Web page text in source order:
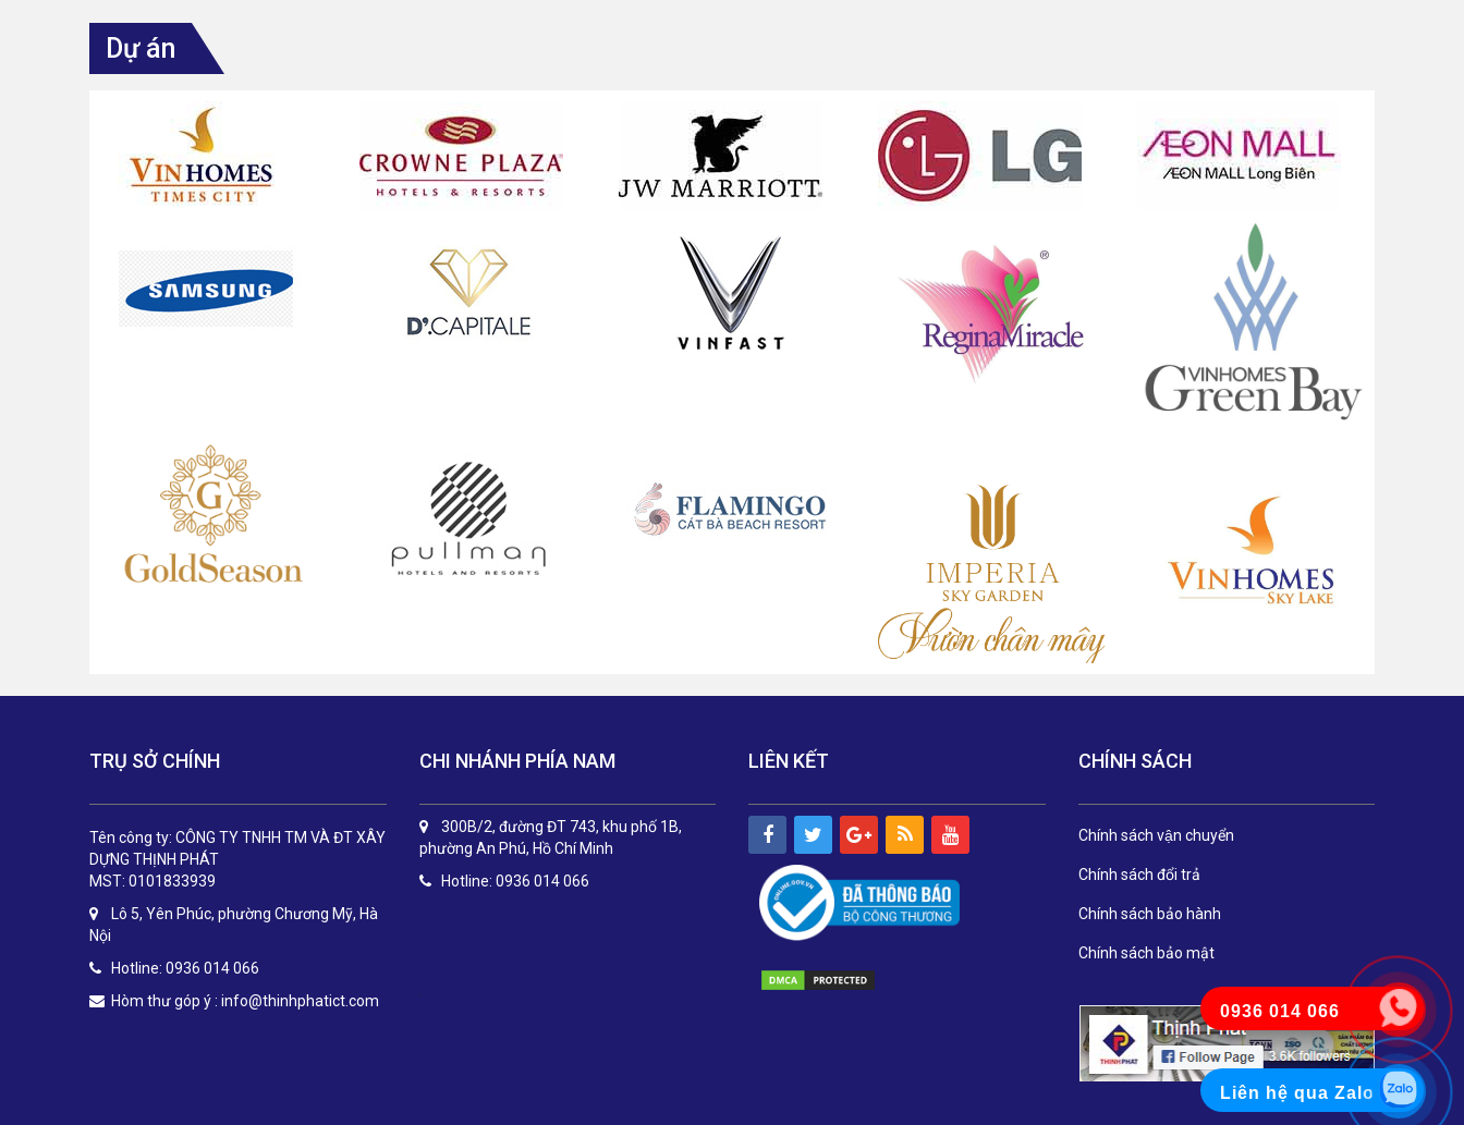
Dự án
TRỤ SỞ CHÍNH
Tên công ty: CÔNG TY TNHH TM VÀ ĐT XÂY
DỰNG THỊNH PHÁT
MST: 0101833939
Lô 5, Yên Phúc, phường Chương Mỹ, Hà
Nội
Hotline: 0936 014 066
Hòm thư góp ý : info@thinhphatict.com
CHI NHÁNH PHÍA NAM
300B/2, đường ĐT 743, khu phố 1B,
phường An Phú, Hồ Chí Minh
Hotline: 0936 014 066
LIÊN KẾT CHÍNH SÁCH
Chính sách vận chuyển
Chính sách đổi trả
Chính sách bảo hành
Chính sách bảo mật
0936 014 066
Liên hệ qua Zalo